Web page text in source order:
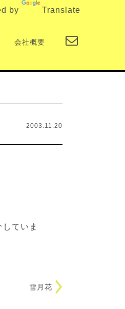
by Translate
会社概要
2003.11.20
ていま
雪月花